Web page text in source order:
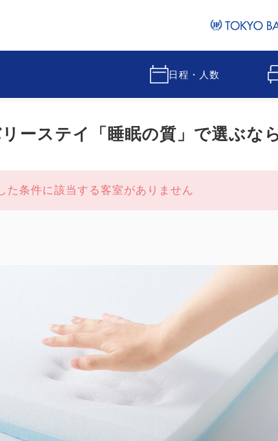
日程・人数
リーステイ「睡眠の質」で選ぶな
た条件に該当する客室がありません